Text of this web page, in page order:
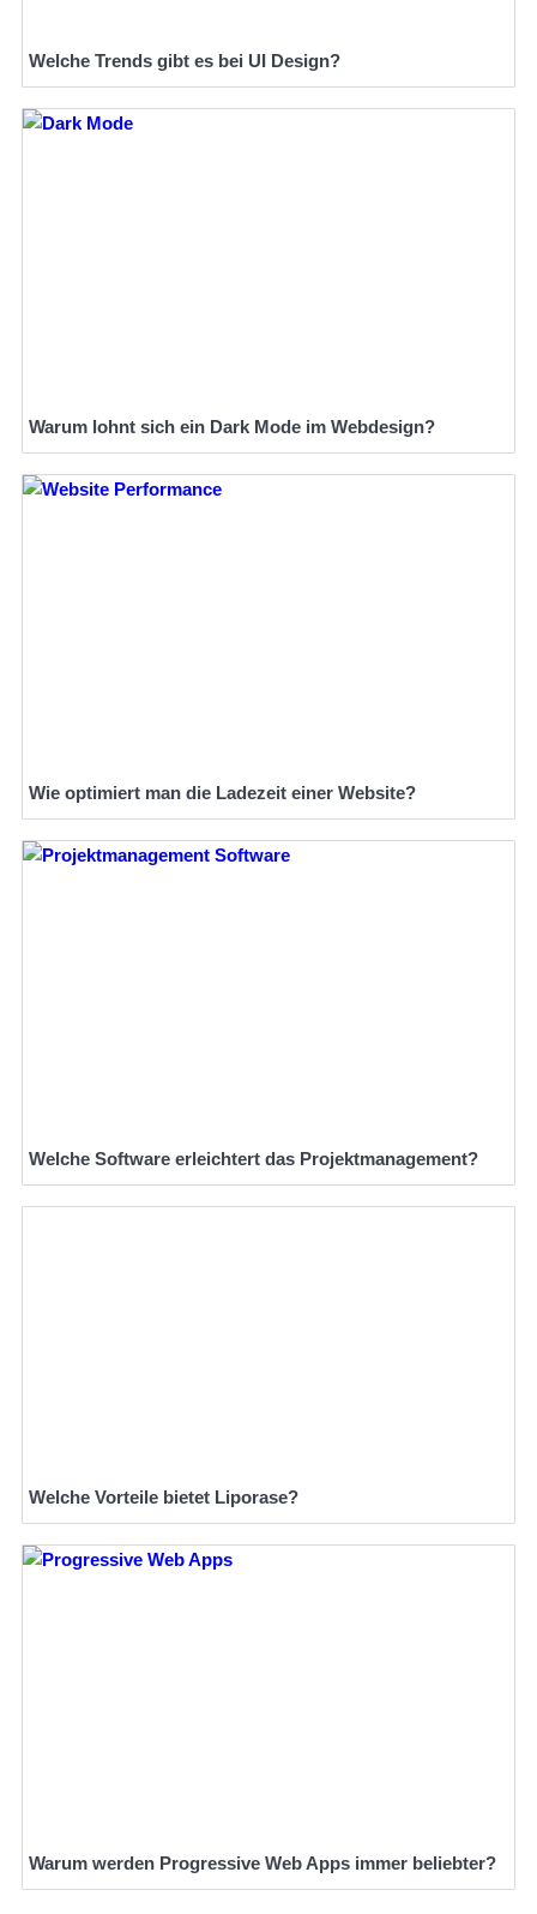
Welche Trends gibt es bei UI Design?
Warum lohnt sich ein Dark Mode im Webdesign?
Wie optimiert man die Ladezeit einer Website?
Welche Software erleichtert das Projektmanagement?
Welche Vorteile bietet Liporase?
Warum werden Progressive Web Apps immer beliebter?